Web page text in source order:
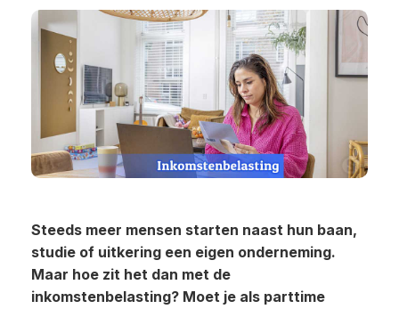
Steeds meer mensen starten naast hun baan,
studie of uitkering een eigen onderneming.
Maar hoe zit het dan met de
inkomstenbelasting? Moet je als parttime